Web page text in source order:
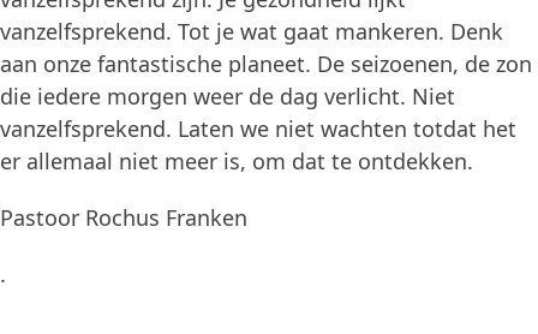
vanzelfsprekend. Tot je wat gaat mankeren. Denk
aan onze fantastische planeet. De seizoenen, de zon
die iedere morgen weer de dag verlicht. Niet
vanzelfsprekend. Laten we niet wachten totdat het
er allemaal niet meer is, om dat te ontdekken.
Pastoor Rochus Franken
.